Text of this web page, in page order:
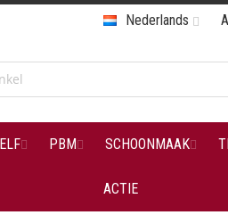
Nederlands
PBM SCHOONMAAK
ACTIE